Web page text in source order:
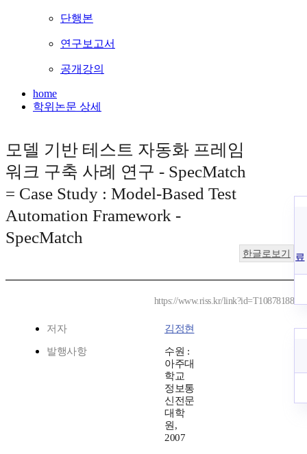
단행본
연구보고서
공개강의
home
학위논문 상세
모델 기반 테스트 자동화 프레임
워크 구축 사례 연구 - SpecMatch
= Case Study : Model-Based Test
Automation Framework -
SpecMatch
한글로보기
https://www.riss.kr/link?id=T10878188
저자 김정현
발행사항
수원 :
아주대
학교
정보통
신전문
대학
원,
2007
료